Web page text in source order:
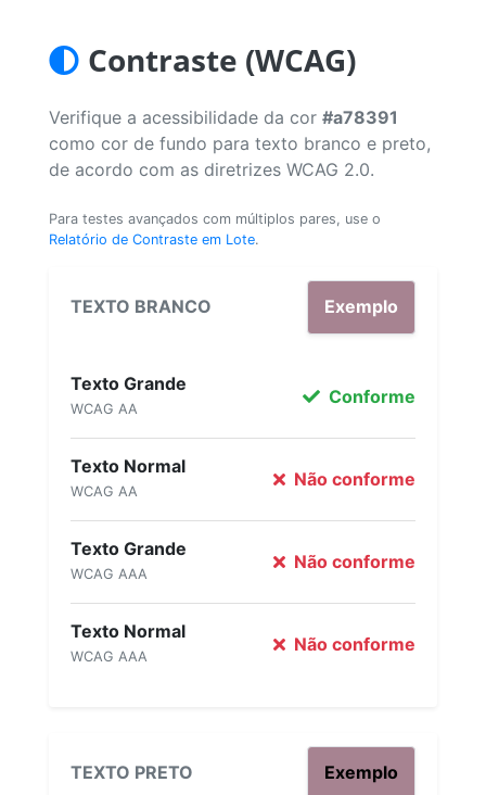
Contraste (WCAG)
Verifique a acessibilidade da cor #a78391
como cor de fundo para texto branco e preto,
de acordo com as diretrizes WCAG 2.0.
Para testes avançados com múltiplos pares, use o
Relatório de Contraste em Lote.
TEXTO BRANCO Exemplo
Texto Grande
WCAG AA
Conforme
Texto Normal
WCAG AA
Não conforme
Texto Grande
WCAG AAA
Não conforme
Texto Normal
WCAG AAA
Não conforme
TEXTO PRETO Exemplo